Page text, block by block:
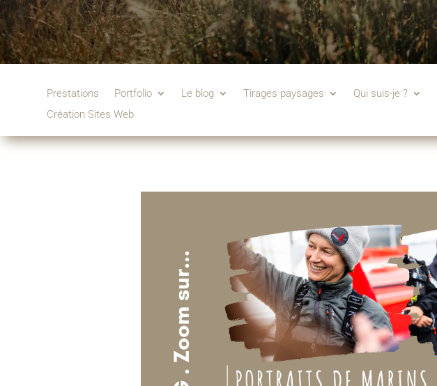
Prestations Portfolio Le blog Tirages paysages Qui suis-je ?
Création Sites Web